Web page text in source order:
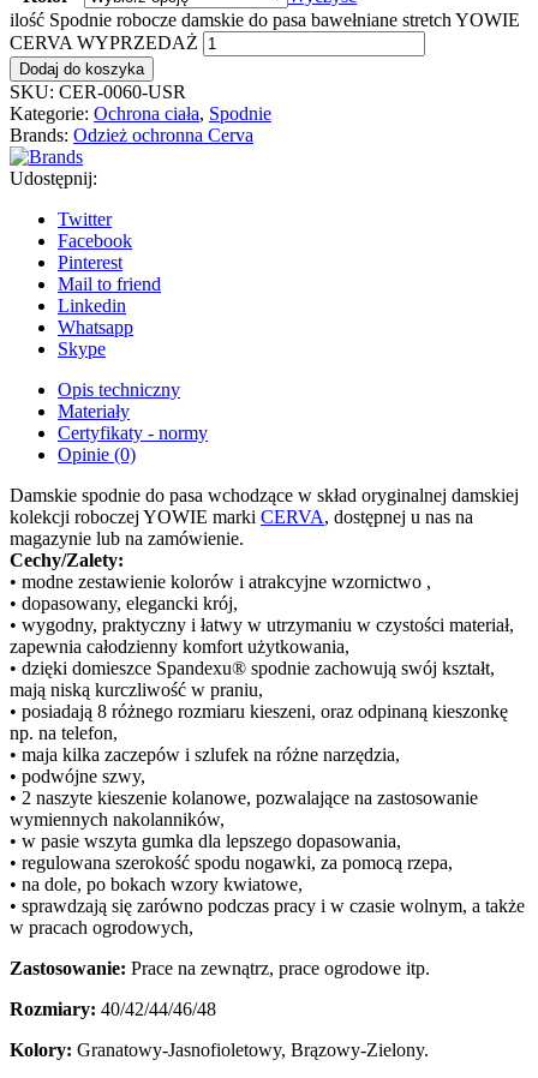
ilość Spodnie robocze damskie do pasa bawełniane stretch YOWIE
CERVA WYPRZEDAŻ
Dodaj do koszyka
SKU: CER-0060-USR
Kategorie: Ochrona ciała, Spodnie
Brands: Odzież ochronna Cerva
Udostępnij:
Twitter
Facebook
Pinterest
Mail to friend
Linkedin
Whatsapp
Skype
Opis techniczny
Materiały
Certyfikaty - normy
Opinie (0)
Damskie spodnie do pasa wchodzące w skład oryginalnej damskiej
kolekcji roboczej YOWIE marki CERVA, dostępnej u nas na
magazynie lub na zamówienie.
Cechy/Zalety:
• modne zestawienie kolorów i atrakcyjne wzornictwo ,
• dopasowany, elegancki krój,
• wygodny, praktyczny i łatwy w utrzymaniu w czystości materiał,
zapewnia całodzienny komfort użytkowania,
• dzięki domieszce Spandexu® spodnie zachowują swój kształt,
mają niską kurczliwość w praniu,
• posiadają 8 różnego rozmiaru kieszeni, oraz odpinaną kieszonkę
np. na telefon,
• maja kilka zaczepów i szlufek na różne narzędzia,
• podwójne szwy,
• 2 naszyte kieszenie kolanowe, pozwalające na zastosowanie
wymiennych nakolanników,
• w pasie wszyta gumka dla lepszego dopasowania,
• regulowana szerokość spodu nogawki, za pomocą rzepa,
• na dole, po bokach wzory kwiatowe,
• sprawdzają się zarówno podczas pracy i w czasie wolnym, a także
w pracach ogrodowych,
Zastosowanie: Prace na zewnątrz, prace ogrodowe itp.
Rozmiary: 40/42/44/46/48
Kolory: Granatowy-Jasnofioletowy, Brązowy-Zielony.